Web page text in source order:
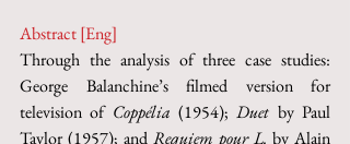
Abstract [Eng]
Through the analysis of three case studies:
George Balanchine’s filmed version for
television of Coppélia (1954); Duet by Paul
Taylor (1957); and Requiem pour L. by Alain